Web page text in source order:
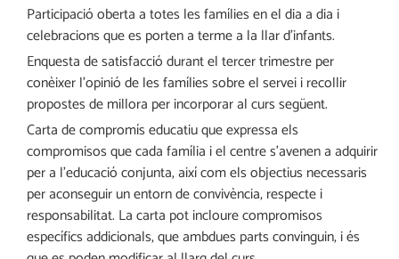
Participació oberta a totes les famílies en el dia a dia i
celebracions que es porten a terme a la llar d’infants.
Enquesta de satisfacció durant el tercer trimestre per
conèixer l’opinió de les famílies sobre el servei i recollir
propostes de millora per incorporar al curs següent.
Carta de compromís educatiu que expressa els
compromisos que cada família i el centre s’avenen a adquirir
per a l’educació conjunta, així com els objectius necessaris
per aconseguir un entorn de convivència, respecte i
responsabilitat. La carta pot incloure compromisos
específics addicionals, que ambdues parts convinguin, i és